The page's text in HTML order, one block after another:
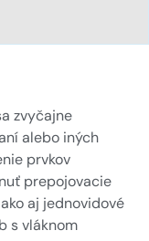
zvyčajne
alebo iných
prvkov
prepojovacie
aj jednovidové
s vláknom